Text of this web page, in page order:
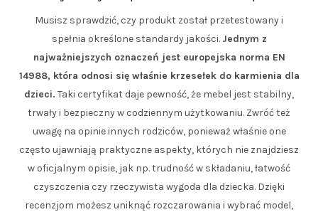
Musisz sprawdzić, czy produkt został przetestowany i
spełnia określone standardy jakości. Jednym z
najważniejszych oznaczeń jest europejska norma EN
14988, która odnosi się właśnie krzesełek do karmienia dla
dzieci. Taki certyfikat daje pewność, że mebel jest stabilny,
trwały i bezpieczny w codziennym użytkowaniu. Zwróć też
uwagę na opinie innych rodziców, ponieważ właśnie one
często ujawniają praktyczne aspekty, których nie znajdziesz
w oficjalnym opisie, jak np. trudność w składaniu, łatwość
czyszczenia czy rzeczywista wygoda dla dziecka. Dzięki
recenzjom możesz uniknąć rozczarowania i wybrać model,